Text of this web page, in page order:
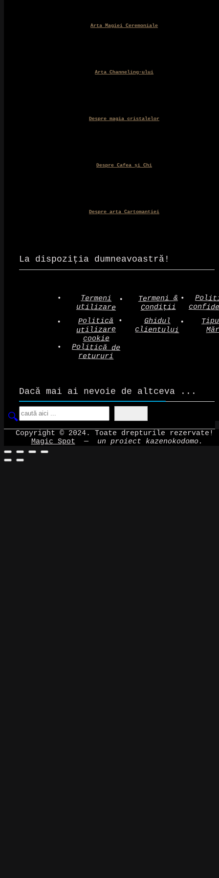
Arta Magiei Ceremoniale
Arta Channeling-ului
Despre magia cristalelor
Despre Cafea și Chi
Despre arta Cartomanției
La dispoziția dumneavoastră!
Termeni
utilizare
Termeni &
Condiții
Politică
utilizare
cookie
Ghidul
clientului
Politică de
retururi
Dacă mai ai nevoie de altceva ...
Copyright © 2024. Toate drepturile rezervate!
Magic Spot — un proiect kazenokodomo.